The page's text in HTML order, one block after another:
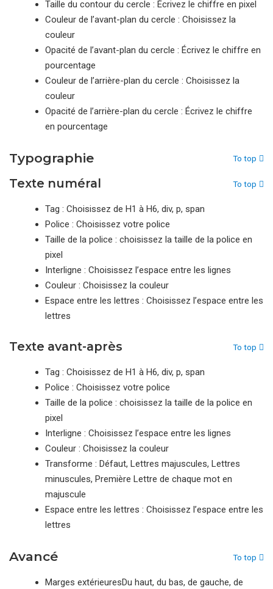
Taille du contour du cercle : Écrivez le chiffre en pixel
Couleur de l’avant-plan du cercle : Choisissez la
couleur
Opacité de l’avant-plan du cercle : Écrivez le chiffre en
pourcentage
Couleur de l’arrière-plan du cercle : Choisissez la
couleur
Opacité de l’arrière-plan du cercle : Écrivez le chiffre
en pourcentage
Typographie To top
Texte numéral To top
Tag : Choisissez de H1 à H6, div, p, span
Police : Choisissez votre police
Taille de la police : choisissez la taille de la police en
pixel
Interligne : Choisissez l’espace entre les lignes
Couleur : Choisissez la couleur
Espace entre les lettres : Choisissez l’espace entre les
lettres
Texte avant-après To top
Tag : Choisissez de H1 à H6, div, p, span
Police : Choisissez votre police
Taille de la police : choisissez la taille de la police en
pixel
Interligne : Choisissez l’espace entre les lignes
Couleur : Choisissez la couleur
Transforme : Défaut, Lettres majuscules, Lettres
minuscules, Première Lettre de chaque mot en
majuscule
Espace entre les lettres : Choisissez l’espace entre les
lettres
Avancé To top
Marges extérieuresDu haut, du bas, de gauche, de